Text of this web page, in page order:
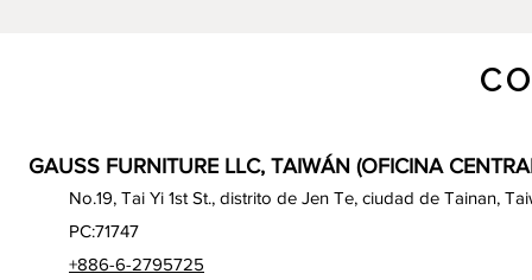
GAUSS FURNITURE LLC, TAIWÁN (OFICINA
No.19, Tai Yi 1st St., distrito de Jen Te, ciudad de Tainan,
PC:71747
+886-6-2795725